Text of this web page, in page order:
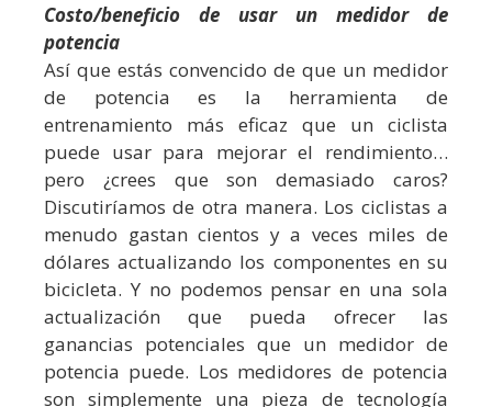
Costo/beneficio de usar un medidor de
potencia
Así que estás convencido de que un medidor
de potencia es la herramienta de
entrenamiento más eficaz que un ciclista
puede usar para mejorar el rendimiento…
pero ¿crees que son demasiado caros?
Discutiríamos de otra manera. Los ciclistas a
menudo gastan cientos y a veces miles de
dólares actualizando los componentes en su
bicicleta. Y no podemos pensar en una sola
actualización que pueda ofrecer las
ganancias potenciales que un medidor de
potencia puede. Los medidores de potencia
son simplemente una pieza de tecnología